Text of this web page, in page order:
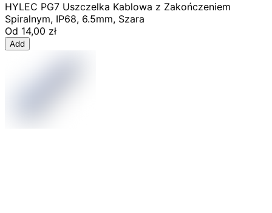
HYLEC PG7 Uszczelka Kablowa z Zakończeniem
Spiralnym, IP68, 6.5mm, Szara
Od 14,00 zł
Add